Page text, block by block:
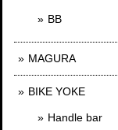
BB
MAGURA
BIKE YOKE
Handle bar